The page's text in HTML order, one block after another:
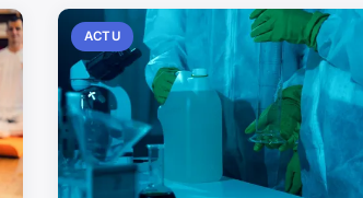
ACTU